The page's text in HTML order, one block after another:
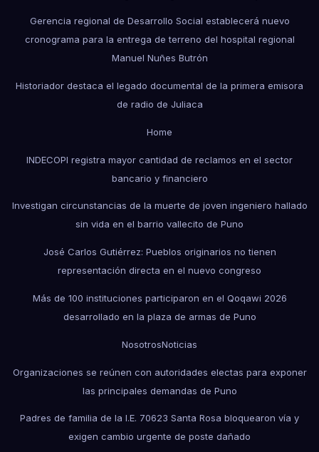
Gerencia regional de Desarrollo Social establecerá nuevo
cronograma para la entrega de terreno del hospital regional
Manuel Nuñes Butrón
Historiador destaca el legado documental de la primera emisora
de radio de Juliaca
Home
INDECOPI registra mayor cantidad de reclamos en el sector
bancario y financiero
Investigan circunstancias de la muerte de joven ingeniero hallado
sin vida en el barrio vallecito de Puno
José Carlos Gutiérrez: Pueblos originarios no tienen
representación directa en el nuevo congreso
Más de 100 instituciones participaron en el Qoqawi 2026
desarrollado en la plaza de armas de Puno
NosotrosNoticias
Organizaciones se reúnen con autoridades electas para exponer
las principales demandas de Puno
Padres de familia de la I.E. 70623 Santa Rosa bloquearon vía y
exigen cambio urgente de poste dañado